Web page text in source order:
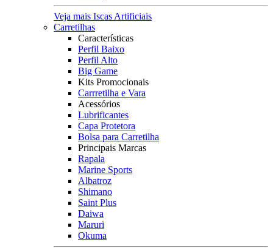
Veja mais Iscas Artificiais
Carretilhas
Características
Perfil Baixo
Perfil Alto
Big Game
Kits Promocionais
Carrretilha e Vara
Acessórios
Lubrificantes
Capa Protetora
Bolsa para Carretilha
Principais Marcas
Rapala
Marine Sports
Albatroz
Shimano
Saint Plus
Daiwa
Maruri
Okuma